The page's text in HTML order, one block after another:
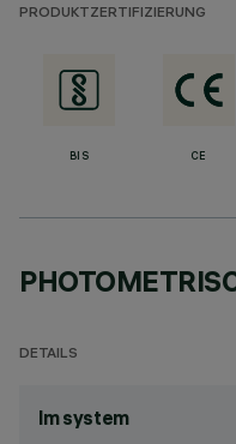
PRODUKTZERTIFIZIERUNG
BIS CE
DETAILS
lm system